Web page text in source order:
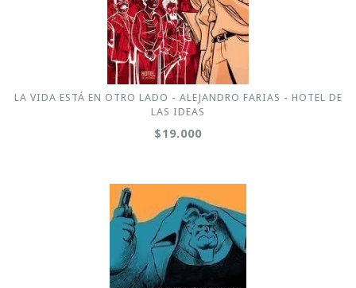
LA VIDA ESTÁ EN OTRO LADO - ALEJANDRO FARIAS - HOTEL DE
LAS IDEAS
$19.000